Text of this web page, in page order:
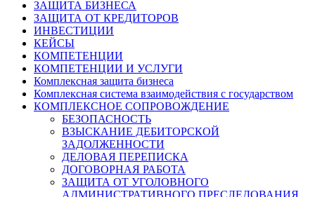
ЗАЩИТА БИЗНЕСА
ЗАЩИТА ОТ КРЕДИТОРОВ
ИНВЕСТИЦИИ
КЕЙСЫ
КОМПЕТЕНЦИИ
КОМПЕТЕНЦИИ И УСЛУГИ
Комплексная защита бизнеса
Комплексная система взаимодействия с государством
КОМПЛЕКСНОЕ СОПРОВОЖДЕНИЕ
БЕЗОПАСНОСТЬ
ВЗЫСКАНИЕ ДЕБИТОРСКОЙ
ЗАДОЛЖЕННОСТИ
ДЕЛОВАЯ ПЕРЕПИСКА
ДОГОВОРНАЯ РАБОТА
ЗАЩИТА ОТ УГОЛОВНОГО